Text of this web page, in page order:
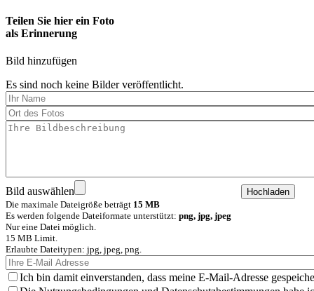
Teilen Sie hier ein Foto
als Erinnerung
Bild hinzufügen
Es sind noch keine Bilder veröffentlicht.
Bild auswählen
Die maximale Dateigröße beträgt 15 MB
Es werden folgende Dateiformate unterstützt: png, jpg, jpeg
Nur eine Datei möglich.
15 MB Limit.
Erlaubte Dateitypen: jpg, jpeg, png.
Ich bin damit einverstanden, dass meine E-Mail-Adresse